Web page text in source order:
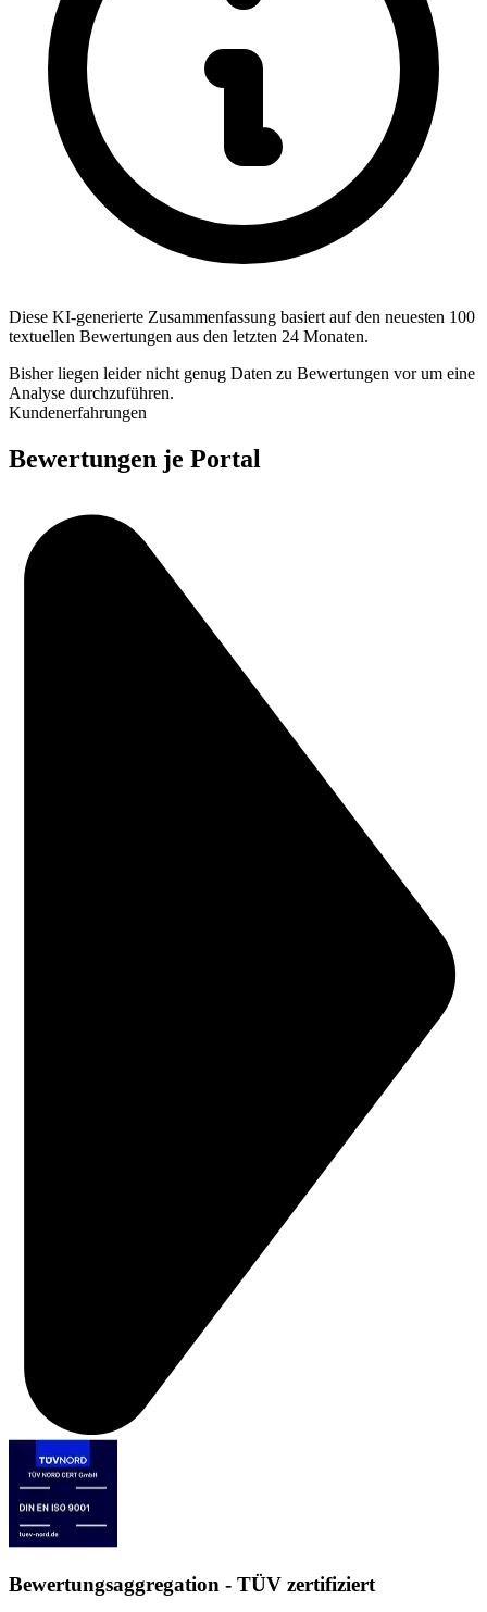
Diese KI-generierte Zusammenfassung basiert auf den neuesten 100
textuellen Bewertungen aus den letzten 24 Monaten.
Bisher liegen leider nicht genug Daten zu Bewertungen vor um eine
Analyse durchzuführen.
Kundenerfahrungen
Bewertungen je Portal
Bewertungsaggregation - TÜV zertifiziert